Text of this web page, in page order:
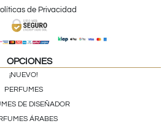
de Privacidad
OPCIONES
¡NUEVO!
PERFUMES
DE DISEÑADOR
ÁRABES